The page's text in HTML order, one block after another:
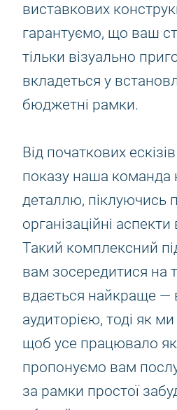
виставкових
гарантуємо, що ваш
тільки візуально
вкладеться у
бюджетні рамки.
Від початкових
показу наша
деталлю, піклуючись
організаційні аспекти
Такий комплексний
вам зосередитися на
вдається найкраще —
аудиторією, тоді як
щоб усе працювало
пропонуємо вам
за рамки простої